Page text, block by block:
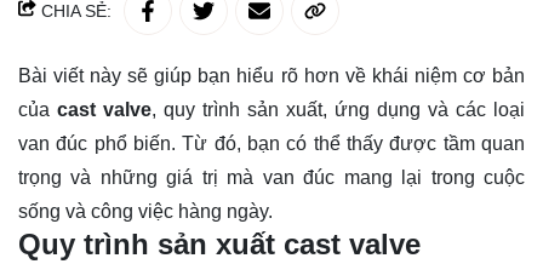
CHIA SẺ:
Bài viết này sẽ giúp bạn hiểu rõ hơn về khái niệm cơ bản
của cast valve, quy trình sản xuất, ứng dụng và các loại
van đúc phổ biến. Từ đó, bạn có thể thấy được tầm quan
trọng và những giá trị mà van đúc mang lại trong cuộc
sống và công việc hàng ngày.
Quy trình sản xuất cast valve